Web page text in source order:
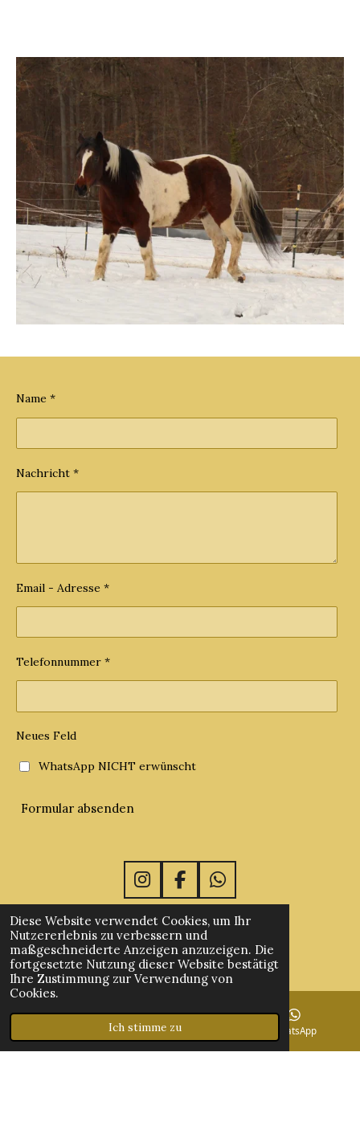
Diese Website verwendet Cookies, um Ihr
Nutzererlebnis zu verbessern und
maßgeschneiderte Anzeigen anzuzeigen. Die
fortgesetzte Nutzung dieser Website bestätigt
Ihre Zustimmung zur Verwendung von
Cookies.
Ich stimme zu
Name *
Nachricht *
Email - Adresse *
Telefonnummer *
Neues Feld
WhatsApp NICHT erwünscht
Formular absenden
I
n
s
t
a
g
a
m
F
a
c
e
b
o
k
W
h
a
s
A
p
Mustang Heritage Germany
Danzigerstraße 43, 73312 Geislingen, Germany
+49 1575 1042805
Geschäftsführung: Fabienne Schuhmaier
61 954 053 275
Instagram WhatsApp